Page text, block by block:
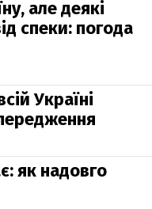
але деякі
спеки: погода
Україні
як надовго